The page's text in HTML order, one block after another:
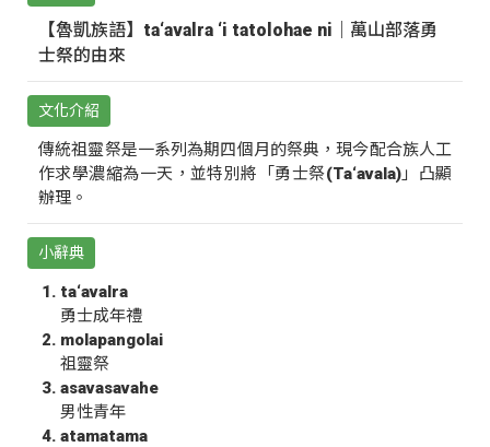
【魯凱族語】ta‘avalra ‘i tatolohae ni｜萬山部落勇
士祭的由來
文化介紹
傳統祖靈祭是一系列為期四個月的祭典，現今配合族人工
作求學濃縮為一天，並特別將「勇士祭(Ta‘avala)」凸顯
辦理。
小辭典
ta‘avalra
勇士成年禮
molapangolai
祖靈祭
asavasavahe
男性青年
atamatama